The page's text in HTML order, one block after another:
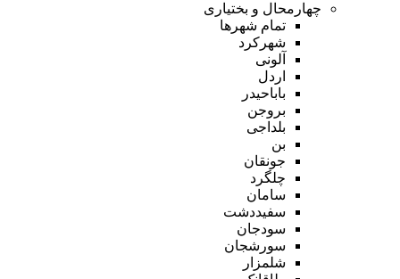
چهارمحال و بختیاری
تمام شهر‌ها
شهرکرد
آلونی
اردل
باباحیدر
بروجن
بلداجی
بن
جونقان
چلگرد
سامان
سفیددشت
سودجان
سورشجان
شلمزار